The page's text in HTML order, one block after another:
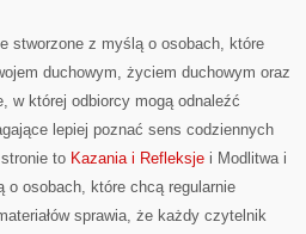
stworzone z myślą o osobach, które
duchowym, życiem duchowym oraz
w której odbiorcy mogą odnaleźć
lepiej poznać sens codziennych
to Kazania i Refleksje i Modlitwa i
o osobach, które chcą regularnie
sprawia, że każdy czytelnik